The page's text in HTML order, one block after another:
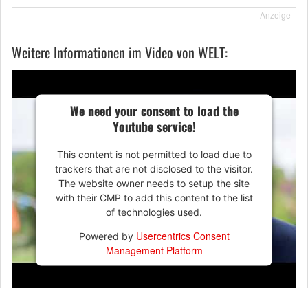
Anzeige
Weitere Informationen im Video von WELT:
We need your consent to load the
Youtube service!
This content is not permitted to load due to
trackers that are not disclosed to the visitor.
The website owner needs to setup the site
with their CMP to add this content to the list
of technologies used.
Powered by Usercentrics Consent
Management Platform